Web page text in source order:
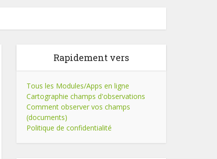
Rapidement vers
Tous les Modules/Apps en ligne
Cartographie champs d'observations
Comment observer vos champs
(documents)
Politique de confidentialité